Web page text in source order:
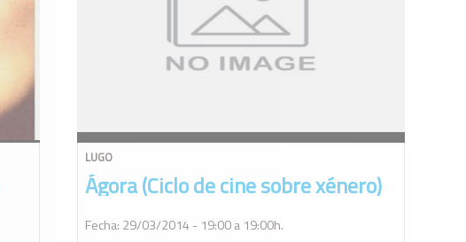
LUGO
Ágora (Ciclo de cine sobre xénero)
Fecha: 29/03/2014 - 19:00 a 19:00h.